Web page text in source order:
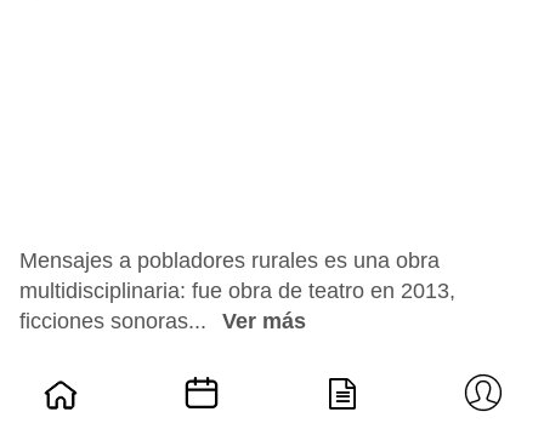
Mensajes a pobladores rurales es una obra
multidisciplinaria: fue obra de teatro en 2013,
ficciones sonoras...
Ver más